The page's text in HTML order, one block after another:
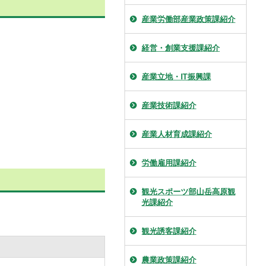
産業労働部産業政策課紹介
経営・創業支援課紹介
産業立地・IT振興課
産業技術課紹介
産業人材育成課紹介
労働雇用課紹介
観光スポーツ部山岳高原観
光課紹介
観光誘客課紹介
農業政策課紹介